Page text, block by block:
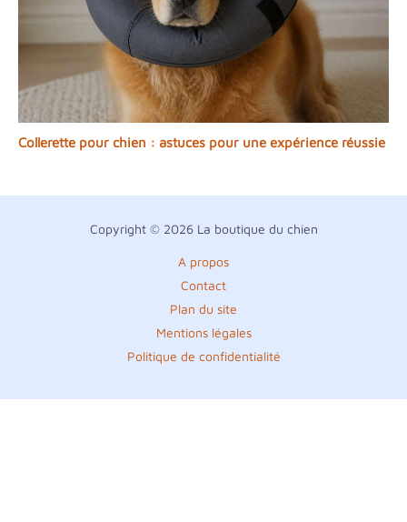
Collerette pour chien : astuces pour une expérience réussie
Copyright © 2026 La boutique du chien
A propos
Contact
Plan du site
Mentions légales
Politique de confidentialité